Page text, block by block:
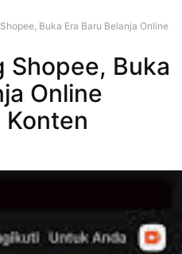
Buka Era Baru Belanja Online
Shopee, Buka
Online